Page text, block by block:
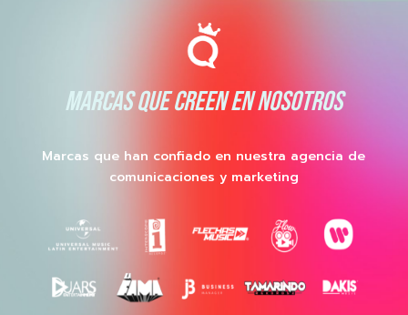
MARCAS QUE CREEN EN NOSOTROS
Marcas que han confiado en nuestra agencia de
comunicaciones y marketing